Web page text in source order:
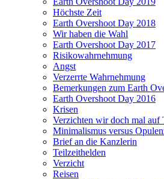
Höchste Zeit
Earth Overshoot Day 2018
Wir haben die Wahl
Earth Overshoot Day 2017
Risikowahrnehmung
Angst
Verzerrte Wahrnehmung
Bemerkungen zum Earth
Earth Overshoot Day 2016
Krisen
Verzichten wir doch mal auf
Minimalismus versus
Brief an die Kanzlerin
Teilzeithelden
Verzicht
Reisen